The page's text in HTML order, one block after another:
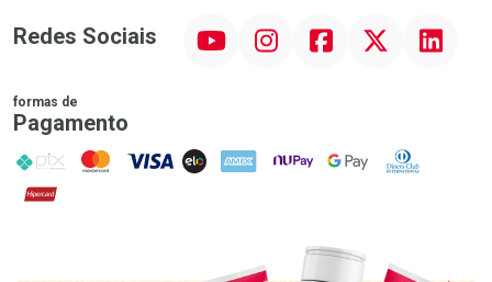
Redes Sociais InstagramFacebook Linkedin
formas de
Pagamento
PIX MasterCard
VISA ELO AMEX NuPay Google PayDiners Club
Hipercard
Promoção em Destaque